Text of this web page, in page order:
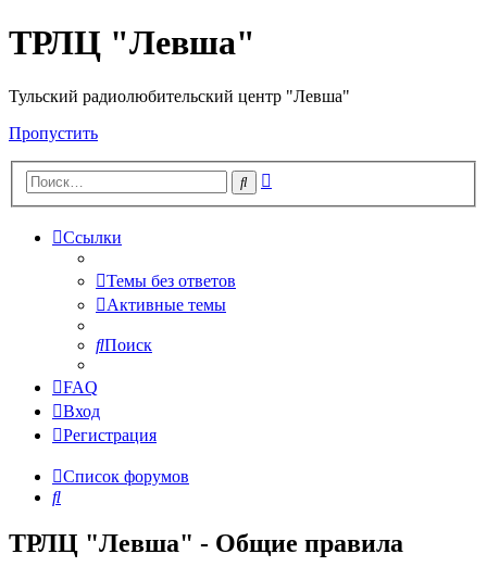
ТРЛЦ "Левша"
Тульский радиолюбительский центр "Левша"
Пропустить
Поиск
Ссылки
Темы без ответов
Активные темы
Поиск
FAQ
Вход
Регистрация
Список форумов
Поиск
ТРЛЦ "Левша" - Общие правила